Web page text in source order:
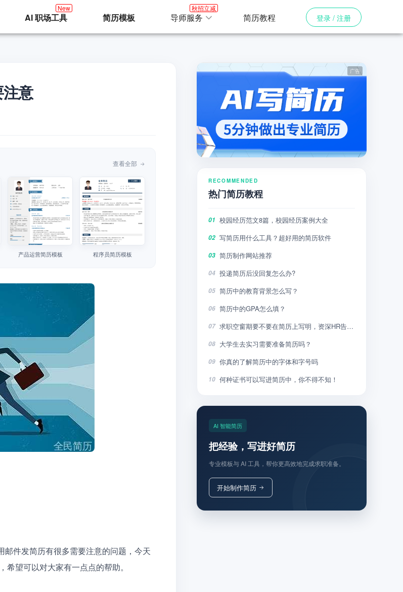
AI 职场工具
New
简历模板 导师服务
秋招立减
简历教程 登录 / 注册
意
查看全部
产品运营简历模板 程序员简历模板
望可以对大家有一点点的帮助。
RECOMMENDED
热门简历教程
01 校园经历范文8篇，校园经历案例大全
02 写简历用什么工具？超好用的简历软件
03 简历制作网站推荐
04 投递简历后没回复怎么办?
05 简历中的教育背景怎么写？
06 简历中的GPA怎么填？
07 求职空窗期要不要在简历上写明，资深HR告诉你
08 大学生去实习需要准备简历吗？
09 你真的了解简历中的字体和字号吗
10 何种证书可以写进简历中，你不得不知！
AI 智能简历
把经验，写进好简历
专业模板与 AI 工具，帮你更高效地完成求职准备。
开始制作简历